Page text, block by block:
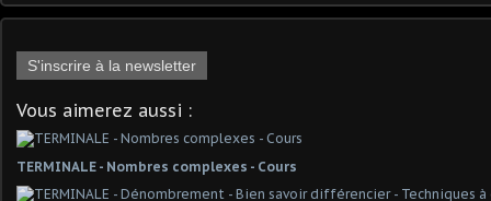
S'inscrire à la newsletter
Vous aimerez aussi :
TERMINALE - Nombres complexes - Cours